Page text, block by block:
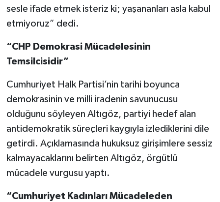
sesle ifade etmek isteriz ki; yaşananları asla kabul
etmiyoruz” dedi.
“CHP Demokrasi Mücadelesinin
Temsilcisidir”
Cumhuriyet Halk Partisi’nin tarihi boyunca
demokrasinin ve milli iradenin savunucusu
olduğunu söyleyen Altıgöz, partiyi hedef alan
antidemokratik süreçleri kaygıyla izlediklerini dile
getirdi. Açıklamasında hukuksuz girişimlere sessiz
kalmayacaklarını belirten Altıgöz, örgütlü
mücadele vurgusu yaptı.
“Cumhuriyet Kadınları Mücadeleden